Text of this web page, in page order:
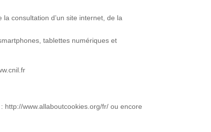
consultation d’un site internet, de la
tablettes numériques et
www.allaboutcookies.org/fr/ ou encore